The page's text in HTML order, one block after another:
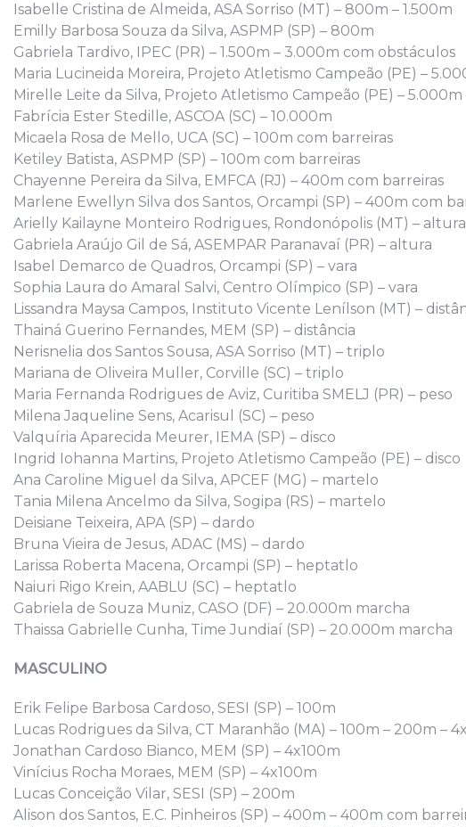
Isabelle Cristina de Almeida, ASA Sorriso (MT) – 800m – 1.500m
Emilly Barbosa Souza da Silva, ASPMP (SP) – 800m
Gabriela Tardivo, IPEC (PR) – 1.500m – 3.000m com obstáculos
Maria Lucineida Moreira, Projeto Atletismo Campeão (PE) –
Mirelle Leite da Silva, Projeto Atletismo Campeão (PE) –
Fabrícia Ester Stedille, ASCOA (SC) – 10.000m
Micaela Rosa de Mello, UCA (SC) – 100m com barreiras
Ketiley Batista, ASPMP (SP) – 100m com barreiras
Chayenne Pereira da Silva, EMFCA (RJ) – 400m com barreiras
Marlene Ewellyn Silva dos Santos, Orcampi (SP) – 400m com
Arielly Kailayne Monteiro Rodrigues, Rondonópolis (MT) – altura
Gabriela Araújo Gil de Sá, ASEMPAR Paranavaí (PR) – altura
Isabel Demarco de Quadros, Orcampi (SP) – vara
Sophia Laura do Amaral Salvi, Centro Olímpico (SP) – vara
Lissandra Maysa Campos, Instituto Vicente Lenílson (MT) –
Thainá Guerino Fernandes, MEM (SP) – distância
Nerisnelia dos Santos Sousa, ASA Sorriso (MT) – triplo
Mariana de Oliveira Muller, Corville (SC) – triplo
Maria Fernanda Rodrigues de Aviz, Curitiba SMELJ (PR) – peso
Milena Jaqueline Sens, Acarisul (SC) – peso
Valquíria Aparecida Meurer, IEMA (SP) – disco
Ingrid Iohanna Martins, Projeto Atletismo Campeão (PE) – disco
Ana Caroline Miguel da Silva, APCEF (MG) – martelo
Tania Milena Ancelmo da Silva, Sogipa (RS) – martelo
Deisiane Teixeira, APA (SP) – dardo
Bruna Vieira de Jesus, ADAC (MS) – dardo
Larissa Roberta Macena, Orcampi (SP) – heptatlo
Naiuri Rigo Krein, AABLU (SC) – heptatlo
Gabriela de Souza Muniz, CASO (DF) – 20.000m marcha
Thaissa Gabrielle Cunha, Time Jundiaí (SP) – 20.000m marcha
MASCULINO
Erik Felipe Barbosa Cardoso, SESI (SP) – 100m
Lucas Rodrigues da Silva, CT Maranhão (MA) – 100m – 200m –
Jonathan Cardoso Bianco, MEM (SP) – 4x100m
Vinícius Rocha Moraes, MEM (SP) – 4x100m
Lucas Conceição Vilar, SESI (SP) – 200m
Alison dos Santos, E.C. Pinheiros (SP) – 400m – 400m com